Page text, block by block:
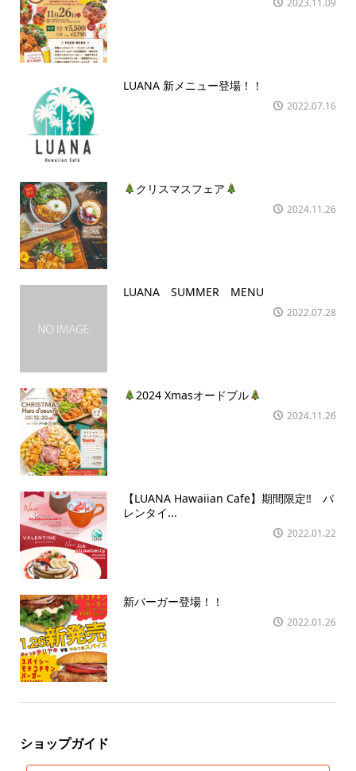
LUANA 新メニュー登場！！
2022.07.16
クリスマスフェア
2024.11.26
LUANA SUMMER MENU
2022.07.28
2024 Xmasオードブル
2024.11.26
【LUANA Hawaiian Cafe】期間限定‼ バ
レンタイ...
2022.01.22
新バーガー登場！！
2022.01.26
ショップガイド